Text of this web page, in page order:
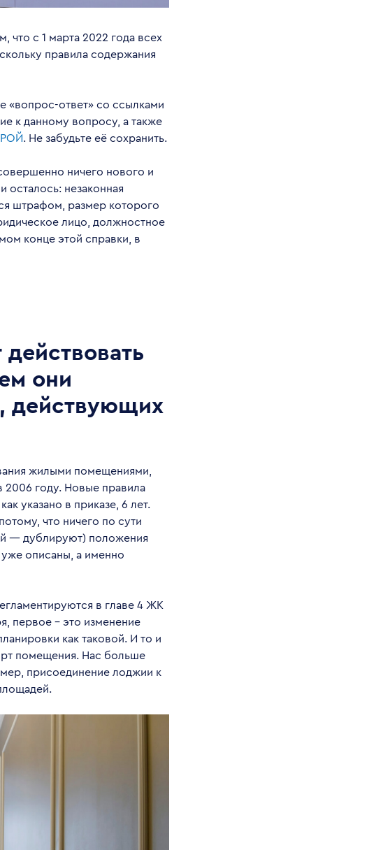
что с 1 марта 2022 года всех
правила содержания
«вопрос-ответ» со ссылками
к данному вопросу, а также
. Не забудьте её сохранить.
ничего нового и
осталось: незаконная
штрафом, размер которого
лицо, должностное
конце этой справки, в
они
действующих
жилыми помещениями,
году. Новые правила
указано в приказе, 6 лет.
что ничего по сути
— дублируют) положения
описаны, а именно
в главе 4 ЖК
первое – это изменение
как таковой. И то и
помещения. Нас больше
присоединение лоджии к